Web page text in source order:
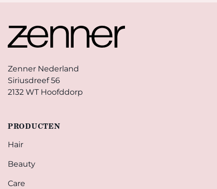
Zenner Nederland
Siriusdreef 56
2132 WT Hoofddorp
PRODUCTEN
Hair
Beauty
Care